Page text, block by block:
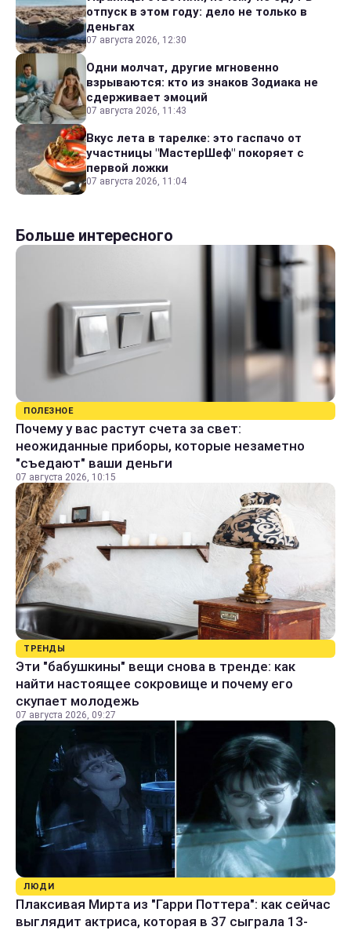
отпуск в этом году: дело не только в
деньгах
07 августа 2026, 12:30
Одни молчат, другие мгновенно
взрываются: кто из знаков Зодиака не
сдерживает эмоций
07 августа 2026, 11:43
Вкус лета в тарелке: это гаспачо от
участницы "МастерШеф" покоряет с
первой ложки
07 августа 2026, 11:04
Больше интересного
ПОЛЕЗНОЕ
Почему у вас растут счета за свет:
неожиданные приборы, которые незаметно
"съедают" ваши деньги
07 августа 2026, 10:15
ТРЕНДЫ
Эти "бабушкины" вещи снова в тренде: как
найти настоящее сокровище и почему его
скупает молодежь
07 августа 2026, 09:27
ЛЮДИ
Плаксивая Мирта из "Гарри Поттера": как сейчас
выглядит актриса, которая в 37 сыграла 13-